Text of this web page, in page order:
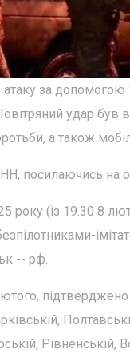
за допомогою
удар був
а також
посилаючись на
року (із 19.30 8
-- рф.
підтверджено
Рівненській,